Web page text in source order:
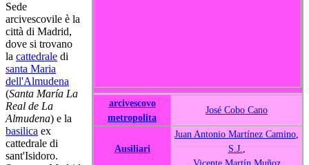
arcivescovo
metropolita
José Cobo Cano
Ausiliari
Juan Antonio Martínez Camino
S.J.
Vicente Martín Muñoz
Sede
arcivescovile è la
città di Madrid,
dove si trovano
la cattedrale di
santa Maria
dell'Almudena
(Santa María La
Real de La
Almudena) e la
basilica ex
cattedrale di
sant'Isidoro.